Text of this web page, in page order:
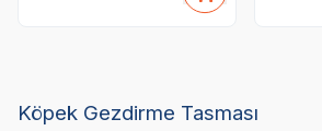
Köpek Gezdirme Tasması